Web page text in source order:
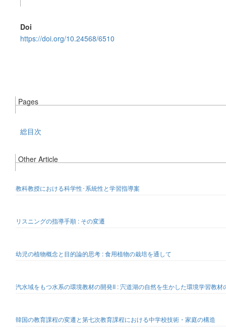
Doi
https://doi.org/10.24568/6510
Pages
総目次
Other Article
教科教授における科学性･系統性と学習指導案
リスニングの指導手順 : その変遷
幼児の植物概念と目的論的思考 : 食用植物の栽培を通して
汽水域をもつ水系の環境教材の開発II : 宍道湖の自然を生かした環境学習教材
韓国の教育課程の変遷と第七次教育課程における中学校技術・家庭の構造